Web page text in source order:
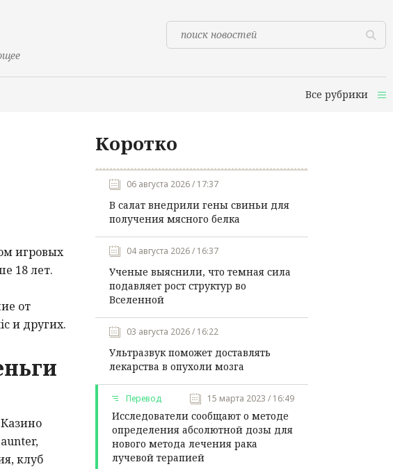
Все рубрики
игровых
18 лет.
от
и других.
клуб
Коротко
06 августа 2026 / 17:37
В салат внедрили гены свиньи для
получения мясного белка
04 августа 2026 / 16:37
Ученые выяснили, что темная сила
подавляет рост структур во
Вселенной
03 августа 2026 / 16:22
Ультразвук поможет доставлять
лекарства в опухоли мозга
Перевод 15 марта 2023 / 16:49
Исследователи сообщают о методе
определения абсолютной дозы для
нового метода лечения рака
лучевой терапией